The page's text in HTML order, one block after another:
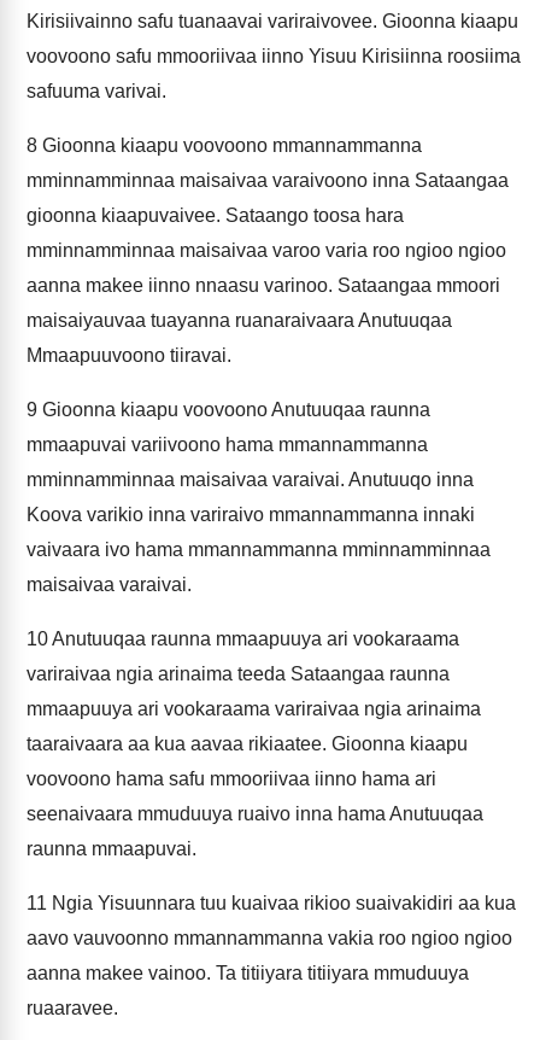
Kirisiivainno safu tuanaavai variraivovee. Gioonna kiaapu
voovoono safu mmooriivaa iinno Yisuu Kirisiinna roosiima
safuuma varivai.
8 Gioonna kiaapu voovoono mmannammanna
mminnamminnaa maisaivaa varaivoono inna Sataangaa
gioonna kiaapuvaivee. Sataango toosa hara
mminnamminnaa maisaivaa varoo varia roo ngioo ngioo
aanna makee iinno nnaasu varinoo. Sataangaa mmoori
maisaiyauvaa tuayanna ruanaraivaara Anutuuqaa
Mmaapuuvoono tiiravai.
9 Gioonna kiaapu voovoono Anutuuqaa raunna
mmaapuvai variivoono hama mmannammanna
mminnamminnaa maisaivaa varaivai. Anutuuqo inna
Koova varikio inna variraivo mmannammanna innaki
vaivaara ivo hama mmannammanna mminnamminnaa
maisaivaa varaivai.
10Anutuuqaa raunna mmaapuuya ari vookaraama
variraivaa ngia arinaima teeda Sataangaa raunna
mmaapuuya ari vookaraama variraivaa ngia arinaima
taaraivaara aa kua aavaa rikiaatee. Gioonna kiaapu
voovoono hama safu mmooriivaa iinno hama ari
seenaivaara mmuduuya ruaivo inna hama Anutuuqaa
raunna mmaapuvai.
11 Ngia Yisuunnara tuu kuaivaa rikioo suaivakidiri aa kua
aavo vauvoonno mmannammanna vakia roo ngioo ngioo
aanna makee vainoo. Ta titiiyara titiiyara mmuduuya
ruaaravee.